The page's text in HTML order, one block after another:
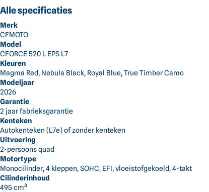
Alle categorieën
Gras en Grond
Bomen en Struiken
Reiniging en Terrein
Accu's en Laders
Handgereedschap
Kleding
Terug Reiniging en Terrein Transport Transportwagens
Alle specificaties
Merk
CFMOTO
Model
CFORCE 520 L EPS L7
Kleuren
Magma Red, Nebula Black, Royal Blue, True Timber Camo
Modeljaar
2026
Garantie
2 jaar fabrieksgarantie
Kenteken
Autokenteken (L7e) of zonder kenteken
Uitvoering
2-persoons quad
Motortype
Monocilinder, 4 kleppen, SOHC, EFI, vloeistofgekoeld, 4-takt
Cilinderinhoud
495 cm³